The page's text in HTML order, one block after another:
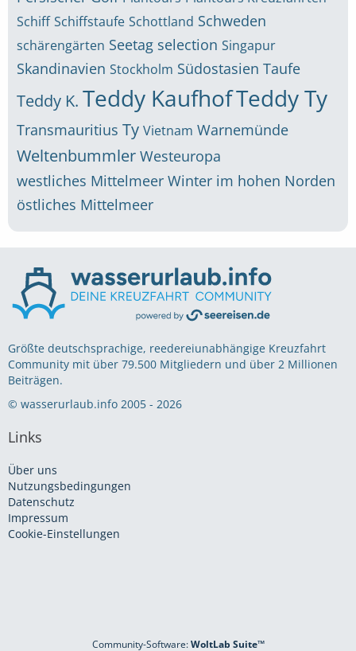
Schiff Schiffstaufe Schottland Schweden
schärengärten Seetag selection Singapur
Skandinavien Stockholm Südostasien Taufe
Teddy K. Teddy KaufhofTeddy Ty
Transmauritius Ty Vietnam Warnemünde
Weltenbummler Westeuropa
westliches Mittelmeer Winter im hohen Norden
östliches Mittelmeer
Größte deutschsprachige, reedereiunabhängige Kreuzfahrt
Community mit über 79.500 Mitgliedern und über 2 Millionen
Beiträgen.
© wasserurlaub.info 2005 - 2026
Links
Über uns
Nutzungsbedingungen
Datenschutz
Impressum
Cookie-Einstellungen
Community-Software:WoltLab Suite™